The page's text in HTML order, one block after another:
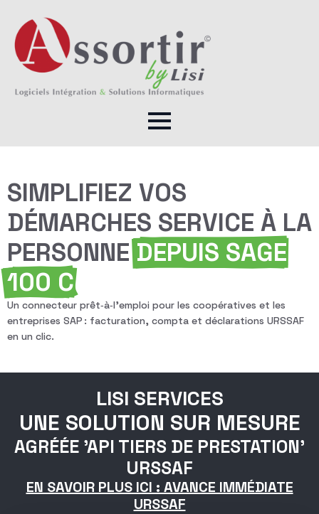
SIMPLIFIEZ VOS
DÉMARCHES SERVICE À LA
PERSONNE DEPUIS SAGE
100 C
Un connecteur prêt‑à‑l’emploi pour les coopératives et les
entreprises SAP : facturation, compta et déclarations URSSAF
en un clic.
LISI SERVICES
UNE SOLUTION SUR MESURE
AGRÉÉE 'API TIERS DE PRESTATION'
URSSAF
EN SAVOIR PLUS ICI : AVANCE IMMÉDIATE
URSSAF